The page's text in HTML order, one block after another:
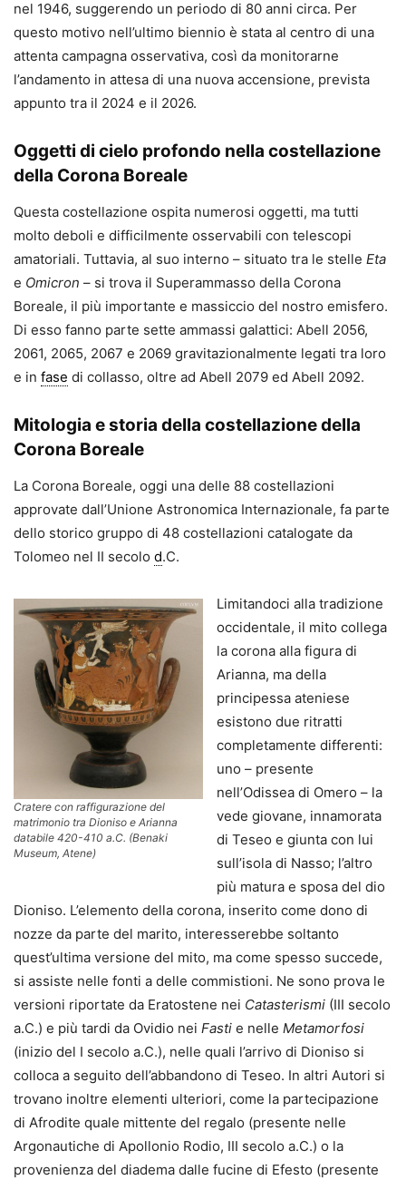
nel 1946, suggerendo un periodo di 80 anni circa. Per
questo motivo nell’ultimo biennio è stata al centro di una
attenta campagna osservativa, così da monitorarne
l’andamento in attesa di una nuova accensione, prevista
appunto tra il 2024 e il 2026.
Oggetti di cielo profondo nella costellazione
della Corona Boreale
Questa costellazione ospita numerosi oggetti, ma tutti
molto deboli e difficilmente osservabili con telescopi
amatoriali. Tuttavia, al suo interno – situato tra le stelle Eta
e Omicron – si trova il Superammasso della Corona
Boreale, il più importante e massiccio del nostro emisfero.
Di esso fanno parte sette ammassi galattici: Abell 2056,
2061, 2065, 2067 e 2069 gravitazionalmente legati tra loro
e in fase di collasso, oltre ad Abell 2079 ed Abell 2092.
Mitologia e storia della costellazione della
Corona Boreale
La Corona Boreale, oggi una delle 88 costellazioni
approvate dall’Unione Astronomica Internazionale, fa parte
dello storico gruppo di 48 costellazioni catalogate da
Tolomeo nel II secolo d.C.
Cratere con raffigurazione del
matrimonio tra Dioniso e Arianna
databile 420-410 a.C. (Benaki
Museum, Atene)
Limitandoci alla tradizione
occidentale, il mito collega
la corona alla figura di
Arianna, ma della
principessa ateniese
esistono due ritratti
completamente differenti:
uno – presente
nell’Odissea di Omero – la
vede giovane, innamorata
di Teseo e giunta con lui
sull’isola di Nasso; l’altro
più matura e sposa del dio
Dioniso. L’elemento della corona, inserito come dono di
nozze da parte del marito, interesserebbe soltanto
quest’ultima versione del mito, ma come spesso succede,
si assiste nelle fonti a delle commistioni. Ne sono prova le
versioni riportate da Eratostene nei Catasterismi (III secolo
a.C.) e più tardi da Ovidio nei Fasti e nelle Metamorfosi
(inizio del I secolo a.C.), nelle quali l’arrivo di Dioniso si
colloca a seguito dell’abbandono di Teseo. In altri Autori si
trovano inoltre elementi ulteriori, come la partecipazione
di Afrodite quale mittente del regalo (presente nelle
Argonautiche di Apollonio Rodio, III secolo a.C.) o la
provenienza del diadema dalle fucine di Efesto (presente